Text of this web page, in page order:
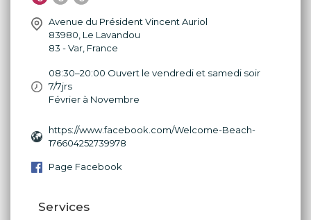
Avenue du Président Vincent Auriol
83980, Le Lavandou
83 - Var, France
08:30–20:00 Ouvert le vendredi et samedi soir
7/7jrs
Février à Novembre
https://www.facebook.com/Welcome-Beach-
176604252739978
Page Facebook
Services